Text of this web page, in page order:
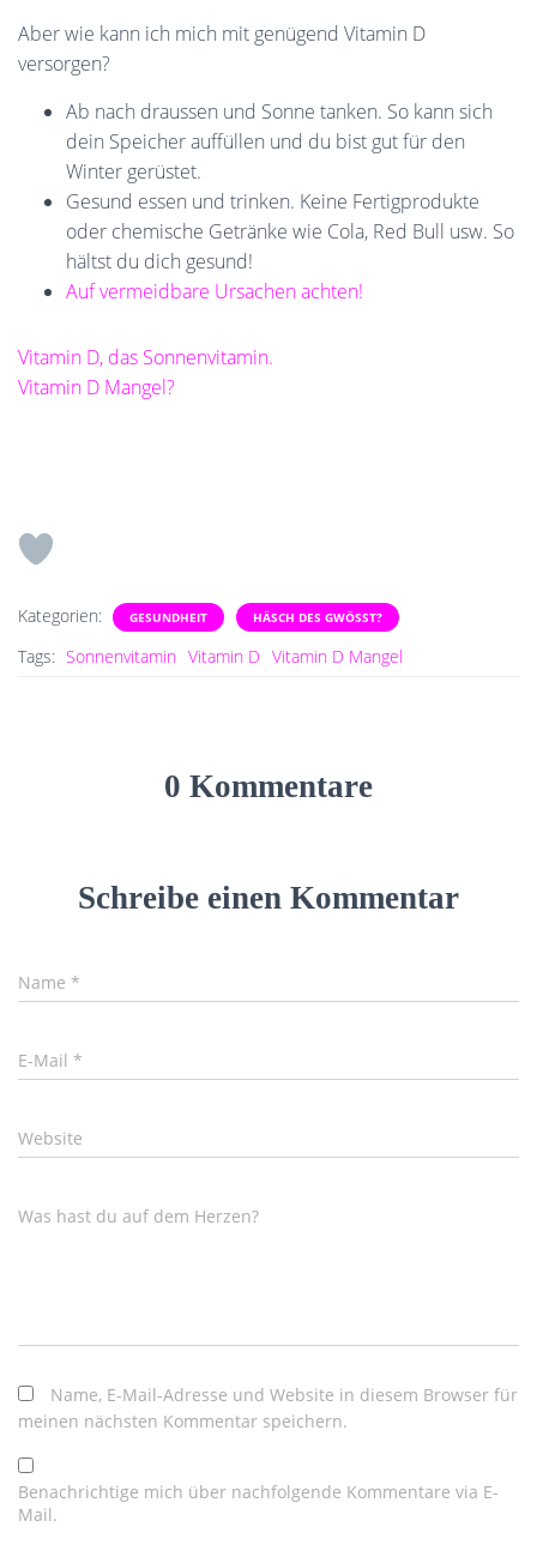
Aber wie kann ich mich mit genügend Vitamin D
versorgen?
Ab nach draussen und Sonne tanken. So kann sich
dein Speicher auffüllen und du bist gut für den
Winter gerüstet.
Gesund essen und trinken. Keine Fertigprodukte
oder chemische Getränke wie Cola, Red Bull usw. So
hältst du dich gesund!
Auf vermeidbare Ursachen achten!
Vitamin D, das Sonnenvitamin.
Vitamin D Mangel?
Kategorien: GESUNDHEIT HÄSCH DES GWÖSST?
Tags: Sonnenvitamin Vitamin D Vitamin D Mangel
0 Kommentare
Schreibe einen Kommentar
Name *
E-Mail *
Website
Was hast du auf dem Herzen?
Name, E-Mail-Adresse und Website in diesem Browser für
meinen nächsten Kommentar speichern.
Benachrichtige mich über nachfolgende Kommentare via E-
Mail.